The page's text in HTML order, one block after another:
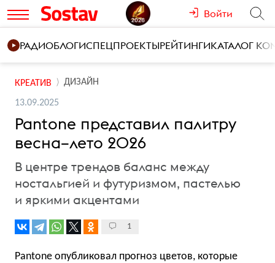
Войти
РАДИОБЛОГИСПЕЦПРОЕКТЫРЕЙТИНГИКАТАЛОГ
КРЕАТИВ ДИЗАЙН
13.09.2025
Pantone представил палитру
весна–лето 2026
В центре трендов баланс между
ностальгией и футуризмом, пастелью
и яркими акцентами
1
Pantone опубликовал прогноз цветов, которые